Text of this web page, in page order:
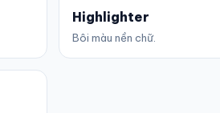
Highlighter
Bôi màu nền chữ.